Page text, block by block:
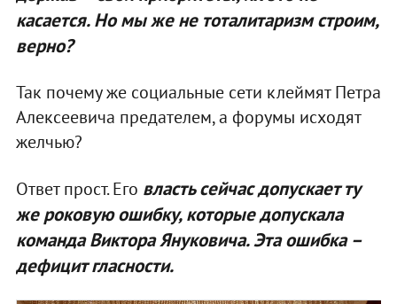
касается. Но мы же не тоталитаризм строим,
верно?
Так почему же социальные сети клеймят Петра
Алексеевича предателем, а форумы исходят
желчью?
Ответ прост. Его власть сейчас допускает ту
же роковую ошибку, которые допускала
команда Виктора Януковича. Эта ошибка –
дефицит гласности.